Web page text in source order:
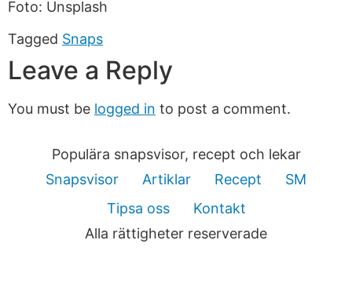
Foto: Unsplash
Tagged Snaps
Leave a Reply
You must be logged in to post a comment.
Populära snapsvisor, recept och lekar
Snapsvisor
Artiklar Recept
SM
Tipsa oss
Kontakt
Alla rättigheter reserverade